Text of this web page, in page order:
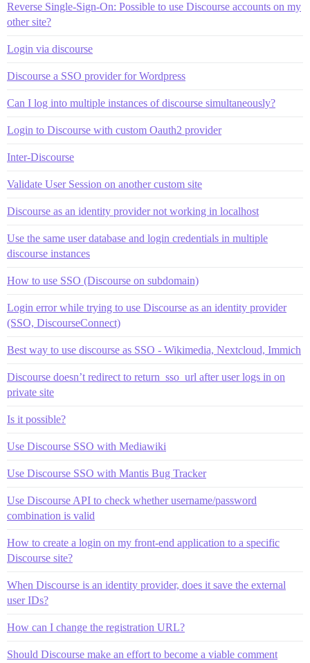
Reverse Single-Sign-On: Possible to use Discourse accounts on my
other site?
Login via discourse
Discourse a SSO provider for Wordpress
Can I log into multiple instances of discourse simultaneously?
Login to Discourse with custom Oauth2 provider
Inter-Discourse
Validate User Session on another custom site
Discourse as an identity provider not working in localhost
Use the same user database and login credentials in multiple
discourse instances
How to use SSO (Discourse on subdomain)
Login error while trying to use Discourse as an identity provider
(SSO, DiscourseConnect)
Best way to use discourse as SSO - Wikimedia, Nextcloud, Immich
Discourse doesn’t redirect to return_sso_url after user logs in on
private site
Is it possible?
Use Discourse SSO with Mediawiki
Use Discourse SSO with Mantis Bug Tracker
Use Discourse API to check whether username/password
combination is valid
How to create a login on my front-end application to a specific
Discourse site?
When Discourse is an identity provider, does it save the external
user IDs?
How can I change the registration URL?
Should Discourse make an effort to become a viable comment